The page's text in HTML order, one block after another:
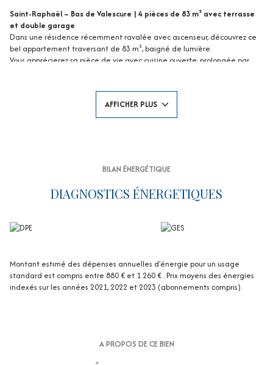
Saint-Raphaël – Bas de Valescure | 4 pièces de 83 m² avec terrasse
et double garage
Dans une résidence récemment ravalée avec ascenseur, découvrez ce
bel appartement traversant de 83 m², baigné de lumière.
Vous apprécierez sa pièce de vie avec cuisine ouverte, prolongée par
Côté nuit, trois chambres, une salle d'eau et de nombreux rangements
composent un espace aussi fonctionnel qu'agréable.
Un grand double garage en sous-sol et des parkings visiteurs
Négociateur EI - charges annuelles 2600 € - nombre de lots
principaux : 32
disponibles sur le site Géorisques : www. georisques. gouv. fr
AFFICHER PLUS
BILAN ÉNERGÉTIQUE
DIAGNOSTICS ÉNERGETIQUES
Montant estimé des dépenses annuelles d'énergie pour un usage
standard est compris entre 880 € et 1 260 € . Prix moyens des énergies
indexés sur les années 2021, 2022 et 2023 (abonnements compris).
A PROPOS DE CE BIEN